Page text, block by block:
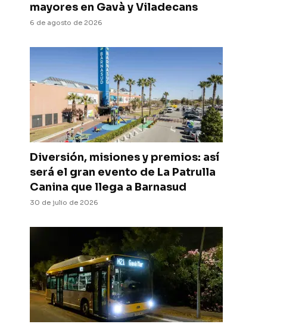
mayores en Gavà y Viladecans
6 de agosto de 2026
Diversión, misiones y premios: así
será el gran evento de La Patrulla
Canina que llega a Barnasud
30 de julio de 2026